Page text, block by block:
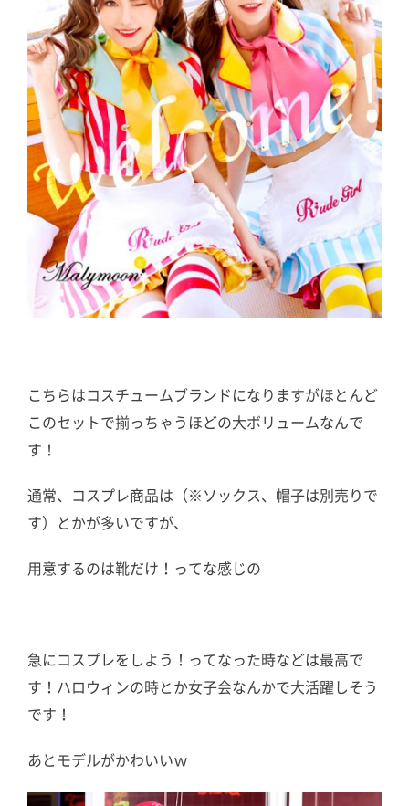
こちらはコスチュームブランドになりますがほとんど
このセットで揃っちゃうほどの大ボリュームなんで
す！
通常、コスプレ商品は（※ソックス、帽子は別売りで
す）とかが多いですが、
用意するのは靴だけ！ってな感じの
急にコスプレをしよう！ってなった時などは最高で
す！ハロウィンの時とか女子会なんかで大活躍しそう
です！
あとモデルがかわいいｗ